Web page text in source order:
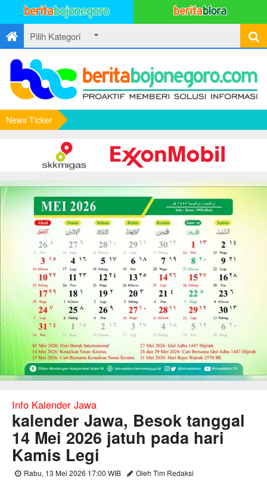
News Ticker
Info Kalender Jawa
kalender Jawa, Besok tanggal
14 Mei 2026 jatuh pada hari
Kamis Legi
Rabu, 13 Mei 2026 17:00 WIB Oleh Tim Redaksi